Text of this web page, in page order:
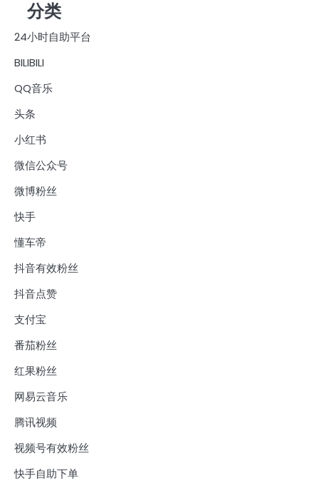
分类
24小时自助平台
BILIBILI
QQ音乐
头条
小红书
微信公众号
微博粉丝
快手
懂车帝
抖音有效粉丝
抖音点赞
支付宝
番茄粉丝
红果粉丝
网易云音乐
腾讯视频
视频号有效粉丝
快手自助下单